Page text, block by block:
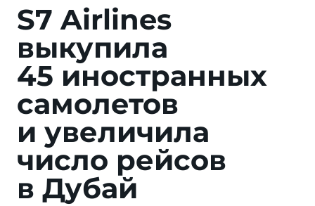
S7 Airlines
выкупила
45 иност­ранных
само­летов
и увели­чила
число рейсов
в Дубай